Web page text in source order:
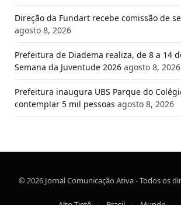
Direção da Fundart recebe comissão de
agosto 8, 2026
Prefeitura de Diadema realiza, de 8 a 14
Semana da Juventude 2026 agosto 8, 2026
Prefeitura inaugura UBS Parque do
contemplar 5 mil pessoas agosto 8, 2026
© 2026 Jornal Comunicação Ativa - Todos os